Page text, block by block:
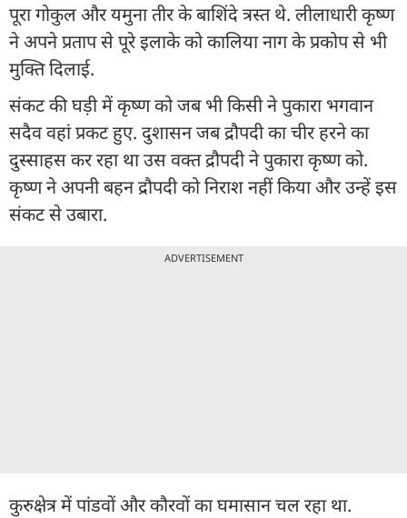
पूरा गोकुल और यमुना तीर के बाशिंदे त्रस्त थे. लीलाधारी कृष्ण
ने अपने प्रताप से पूरे इलाके को कालिया नाग के प्रकोप से भी
मुक्ति दिलाई.
संकट की घड़ी में कृष्ण को जब भी किसी ने पुकारा भगवान
सदैव वहां प्रकट हुए. दुशासन जब द्रौपदी का चीर हरने का
दुस्साहस कर रहा था उस वक्त द्रौपदी ने पुकारा कृष्ण को.
कृष्ण ने अपनी बहन द्रौपदी को निराश नहीं किया और उन्हें इस
संकट से उबारा.
ADVERTISEMENT
कुरुक्षेत्र में पांडवों और कौरवों का घमासान चल रहा था.